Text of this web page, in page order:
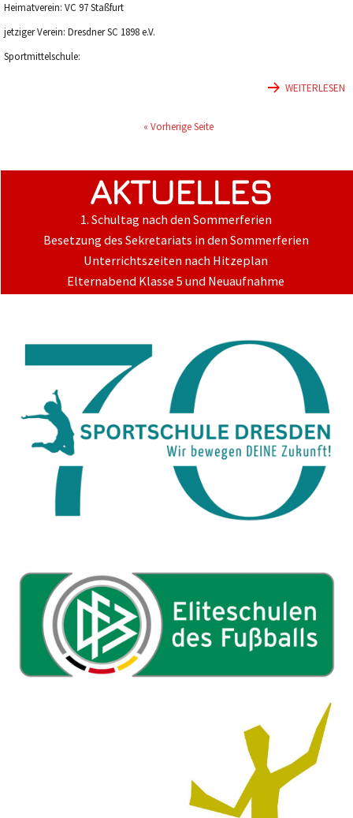
Heimatverein: VC 97 Staßfurt
jetziger Verein: Dresdner SC 1898 e.V.
Sportmittelschule:
WEITERLESEN
« Vorherige Seite
AKTUELLES
1. Schultag nach den Sommerferien
Besetzung des Sekretariats in den Sommerferien
Unterrichtszeiten nach Hitzeplan
Elternabend Klasse 5 und Neuaufnahme